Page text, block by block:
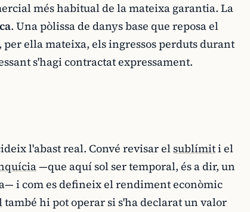
més habitual de la mateixa garantia. La
. Una pòlissa de danys base que reposa el
ella mateixa, els ingressos perduts durant
s'hagi contractat expressament.
l'abast real. Convé revisar elsublímiti el
—que aquí sol ser temporal, és a dir, un
i com es defineix el rendiment econòmic
també hi pot operar si s'ha declarat un valor